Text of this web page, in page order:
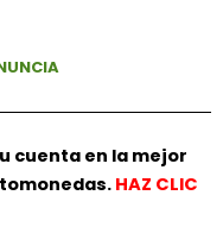
cuenta en la mejor
HAZ CLIC